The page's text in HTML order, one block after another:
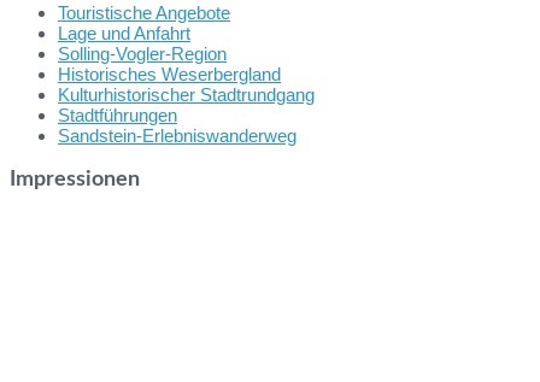
Touristische Angebote
Lage und Anfahrt
Solling-Vogler-Region
Historisches Weserbergland
Kulturhistorischer Stadtrundgang
Stadtführungen
Sandstein-Erlebniswanderweg
Impressionen